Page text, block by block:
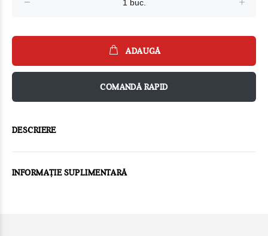
ADAUGĂ
COMANDĂ RAPID
DESCRIERE
INFORMAȚIE SUPLIMENTARĂ